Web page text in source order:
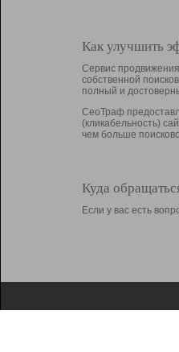
Как улучшить
Сервис
собственной
полный и
СеоТраф
(кликабельность)
чем больше
Куда
Если у вас есть